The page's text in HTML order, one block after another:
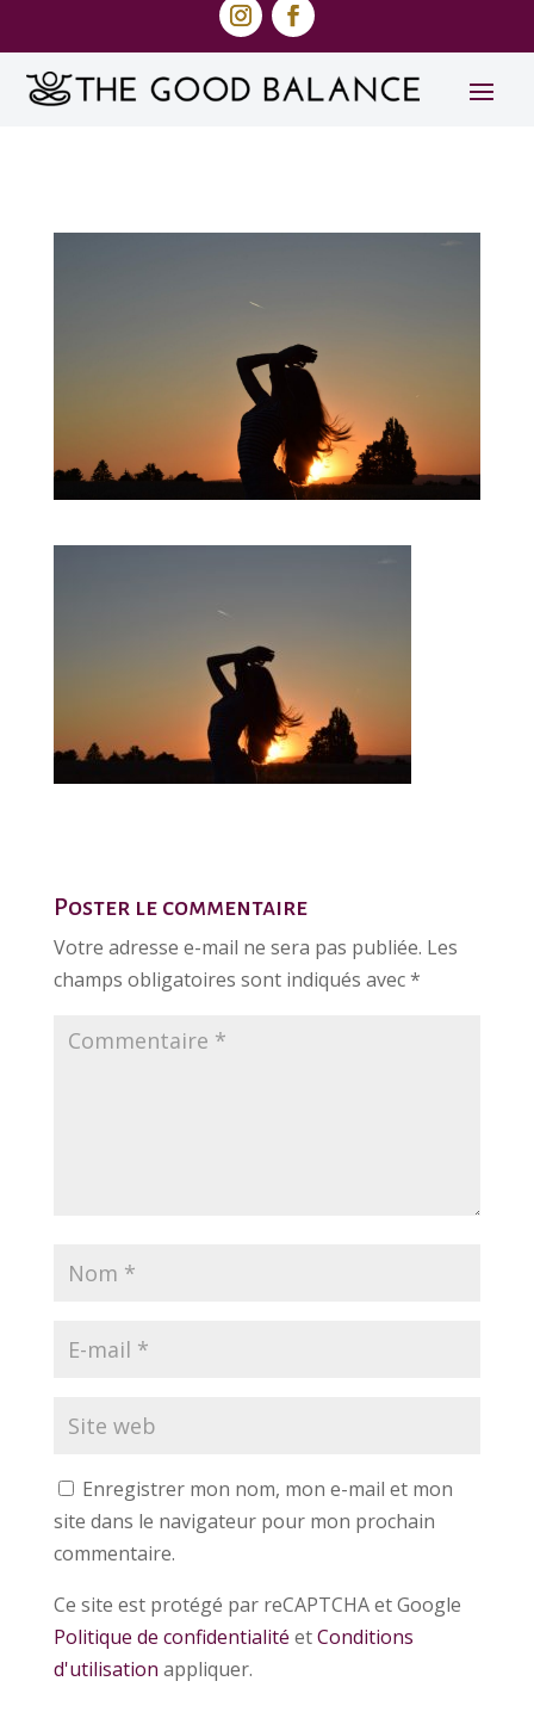
Poster le commentaire
Votre adresse e-mail ne sera pas publiée. Les
champs obligatoires sont indiqués avec*
Enregistrer mon nom, mon e-mail et mon
site dans le navigateur pour mon prochain
commentaire.
Ce site est protégé par reCAPTCHA et Google
Politique de confidentialité etConditions
d'utilisation appliquer.